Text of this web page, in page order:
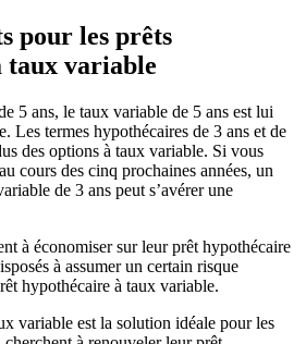
pour les prêts
taux variable
5 ans, le taux variable de 5 ans est lui
Les termes hypothécaires de 3 ans et de
des options à taux variable. Si vous
cours des cinq prochaines années, un
de 3 ans peut s’avérer une
à économiser sur leur prêt hypothécaire
à assumer un certain risque
hypothécaire à taux variable.
variable est la solution idéale pour les